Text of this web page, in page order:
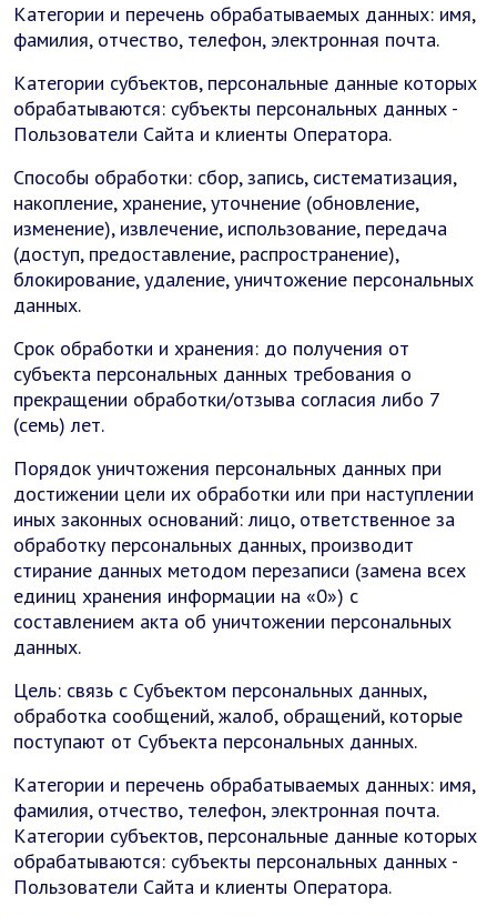
Категории и перечень обрабатываемых данных: имя,
фамилия, отчество, телефон, электронная почта.
Категории субъектов, персональные данные которых
обрабатываются: субъекты персональных данных -
Пользователи Сайта и клиенты Оператора.
Способы обработки: сбор, запись, систематизация,
накопление, хранение, уточнение (обновление,
изменение), извлечение, использование, передача
(доступ, предоставление, распространение),
блокирование, удаление, уничтожение персональных
данных.
Срок обработки и хранения: до получения от
субъекта персональных данных требования о
прекращении обработки/отзыва согласия либо 7
(семь) лет.
Порядок уничтожения персональных данных при
достижении цели их обработки или при наступлении
иных законных оснований: лицо, ответственное за
обработку персональных данных, производит
стирание данных методом перезаписи (замена всех
единиц хранения информации на «0») с
составлением акта об уничтожении персональных
данных.
Цель: связь с Субъектом персональных данных,
обработка сообщений, жалоб, обращений, которые
поступают от Субъекта персональных данных.
Категории и перечень обрабатываемых данных: имя,
фамилия, отчество, телефон, электронная почта.
Категории субъектов, персональные данные которых
обрабатываются: субъекты персональных данных -
Пользователи Сайта и клиенты Оператора.